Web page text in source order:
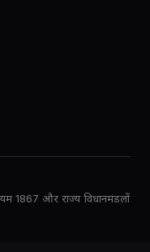
1867 और राज्य विधानमंडलों